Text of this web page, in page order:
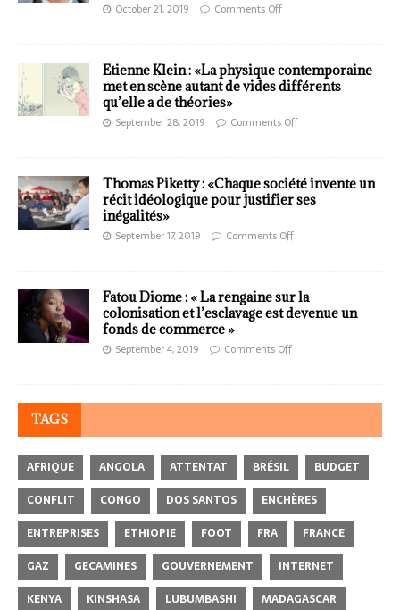
October 21, 2019 Comments Off
Etienne Klein : «La physique contemporaine
met en scène autant de vides différents
qu’elle a de théories»
September 28, 2019 Comments Off
Thomas Piketty : «Chaque société invente un
récit idéologique pour justifier ses
inégalités»
September 17, 2019 Comments Off
Fatou Diome : « La rengaine sur la
colonisation et l’esclavage est devenue un
fonds de commerce »
September 4, 2019 Comments Off
TAGS
AFRIQUE ANGOLA ATTENTAT BRÉSIL
BUDGET
CONFLIT
CONGO DOS SANTOS
ENCHÈRES
ENTREPRISES
ETHIOPIE FOOT FRA
FRANCE
GAZ
GECAMINES GOUVERNEMENT
INTERNET
KENYA
KINSHASA LUBUMBASHI MADAGASCAR